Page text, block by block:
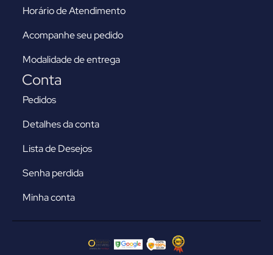
Horário de Atendimento
Acompanhe seu pedido
Modalidade de entrega
Conta
Pedidos
Detalhes da conta
Lista de Desejos
Senha perdida
Minha conta